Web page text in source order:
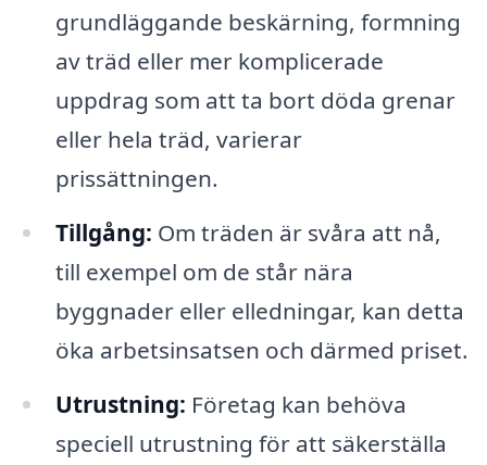
grundläggande beskärning, formning
av träd eller mer komplicerade
uppdrag som att ta bort döda grenar
eller hela träd, varierar
prissättningen.
Tillgång: Om träden är svåra att nå,
till exempel om de står nära
byggnader eller elledningar, kan detta
öka arbetsinsatsen och därmed priset.
Utrustning: Företag kan behöva
speciell utrustning för att säkerställa